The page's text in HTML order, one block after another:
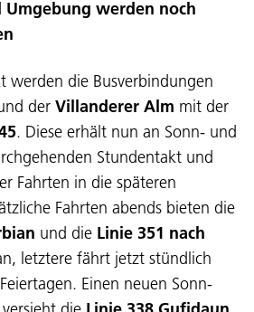
Cookie Policy
Beschwerden
Umgebung werden noch
werden die Busverbindungen
der Villanderer Alm mit der
. Diese erhält nun an Sonn- und
Stundentakt und
Fahrten in die späteren
Fahrten abends bieten die
und die Linie 351 nach
letztere fährt jetzt stündlich
Einen neuen Sonn-